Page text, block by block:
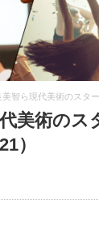
智ら現代美術のスタ
美術のス
）